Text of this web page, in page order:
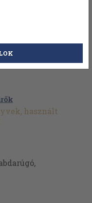
használt